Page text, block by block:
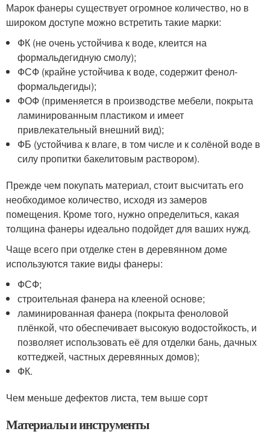
Марок фанеры существует огромное количество, но в
широком доступе можно встретить такие марки:
ФК (не очень устойчива к воде, клеится на
формальдегидную смолу);
ФСФ (крайне устойчива к воде, содержит фенол-
формальдегиды);
ФОФ (применяется в производстве мебели, покрыта
ламинированным пластиком и имеет
привлекательный внешний вид);
ФБ (устойчива к влаге, в том числе и к солёной воде в
силу пропитки бакелитовым раствором).
Прежде чем покупать материал, стоит высчитать его
необходимое количество, исходя из замеров
помещения. Кроме того, нужно определиться, какая
толщина фанеры идеально подойдет для ваших нужд.
Чаще всего при отделке стен в деревянном доме
используются такие виды фанеры:
ФСФ;
строительная фанера на клееной основе;
ламинированная фанера (покрыта феноловой
плёнкой, что обеспечивает высокую водостойкость, и
позволяет использовать её для отделки бань, дачных
коттеджей, частных деревянных домов);
ФК.
Чем меньше дефектов листа, тем выше сорт
Материалы и инструменты